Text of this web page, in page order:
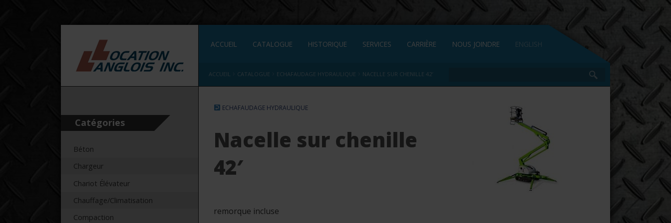
Catégories
Béton
Chargeur
Chariot Élévateur
Chauffage/Climatisation
Compaction
ACCUEIL CATALOGUE HISTORIQUE SERVICES CARRIÈRE NOUS JOINDRE ENGLISH
ACCUEIL CATALOGUE ECHAFAUDAGE HYDRAULIQUE NACELLE SUR CHENILLE 42′
ECHAFAUDAGE HYDRAULIQUE
Nacelle sur chenille
42′
remorque incluse